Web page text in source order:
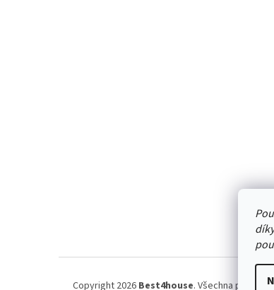
Copyright 2026 Best4house. Všechna práva